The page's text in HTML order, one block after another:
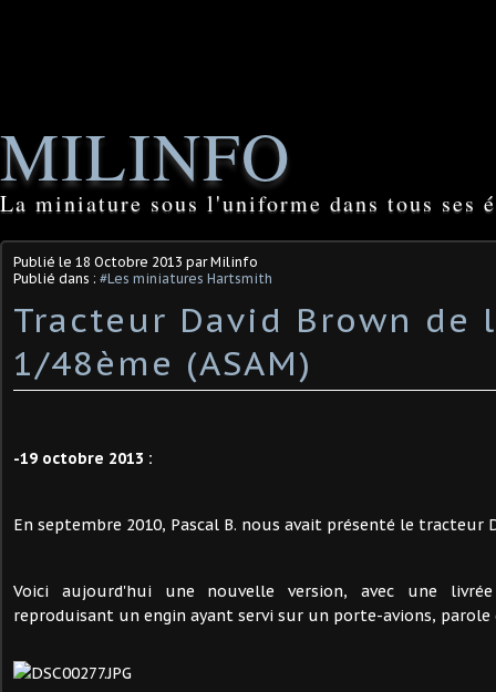
MILINFO
La miniature sous l'uniforme dans tous ses
Publié le 18 Octobre 2013 par Milinfo
Publié dans : #Les miniatures Hartsmith
Tracteur David Brown de
1/48ème (ASAM)
-19 octobre 2013 :
En septembre 2010, Pascal B. nous avait présenté le tracteur
Voici aujourd'hui une nouvelle version, avec une
reproduisant un engin ayant servi sur un porte-avions, parole